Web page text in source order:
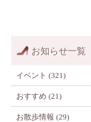
お知らせ一覧
イベント (321)
おすすめ (21)
お散歩情報 (29)